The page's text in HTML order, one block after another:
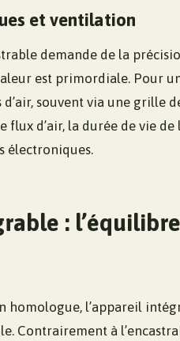
et ventilation
demande de la
est primordiale. Pour
souvent via une grille
flux d’air, la durée de vie
électroniques.
:
homologue, l’appareil
Contrairement à